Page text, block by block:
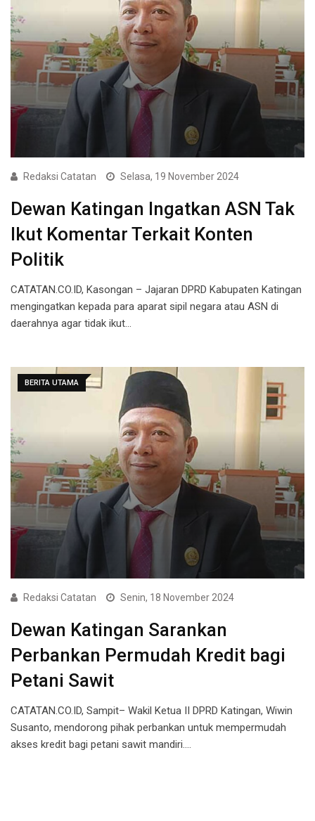
Redaksi Catatan Selasa, 19 November 2024
Dewan Katingan Ingatkan ASN Tak
Ikut Komentar Terkait Konten
Politik
CATATAN.CO.ID, Kasongan – Jajaran DPRD Kabupaten Katingan
mengingatkan kepada para aparat sipil negara atau ASN di
daerahnya agar tidak ikut…
BERITA UTAMA
Redaksi Catatan Senin, 18 November 2024
Dewan Katingan Sarankan
Perbankan Permudah Kredit bagi
Petani Sawit
CATATAN.CO.ID, Sampit– Wakil Ketua II DPRD Katingan, Wiwin
Susanto, mendorong pihak perbankan untuk mempermudah
akses kredit bagi petani sawit mandiri.…